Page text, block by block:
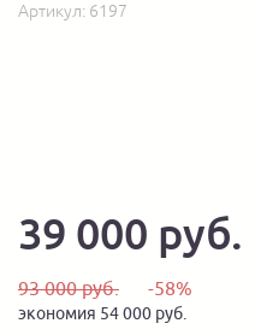
Артикул: 6197
39 000 руб.
93 000 руб. -58%
экономия 54 000 руб.